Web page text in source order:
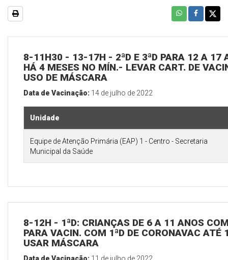
8-11H30 - 13-17H - 2ªD E 3ªD PARA 12 A 17
HÁ 4 MESES NO MÍN.- LEVAR CART. DE
USO DE MÁSCARA
Data de Vacinação: 14 de julho de 2022
Unidade
Equipe de Atenção Primária (EAP) 1 - Centro - Secretaria
Municipal da Saúde
8-12H - 1ªD: CRIANÇAS DE 6 A 11 ANOS
PARA VACIN. COM 1ªD DE CORONAVAC
USAR MÁSCARA